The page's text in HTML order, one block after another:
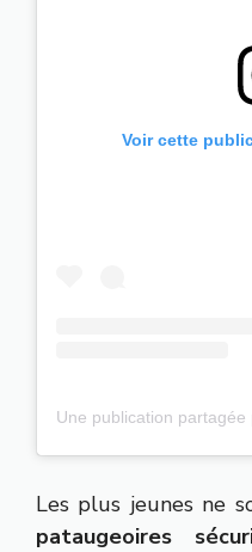
Voir cette
Les plus jeunes ne
pataugeoires